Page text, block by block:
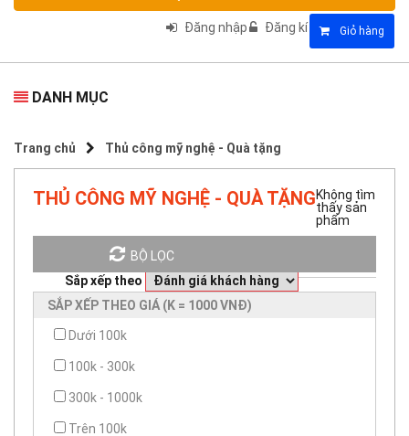
Đăng nhập Đăng kí Giỏ hàng
DANH MỤC
Trang chủ Thủ công mỹ nghệ - Quà tặng
THỦ CÔNG MỸ NGHỆ - QUÀ TẶNG
Sắp xếp theo
Không tìm
thấy sản
phẩm
BỘ LỌC
SẮP XẾP THEO GIÁ (K = 1000 VNĐ)
Dưới 100k
100k - 300k
300k - 1000k
Trên 100k